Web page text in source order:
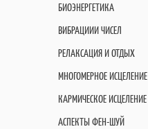
БИОЭНЕРГЕТИКА
ВИБРАЦИИИ ЧИСЕЛ
РЕЛАКСАЦИЯ И ОТДЫХ
МНОГОМЕРНОЕ ИСЦЕЛЕНИЕ
КАРМИЧЕСКОЕ ИСЦЕЛЕНИЕ
АСПЕКТЫ ФЕН-ШУЙ